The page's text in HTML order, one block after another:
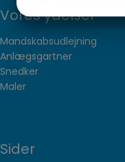
Vores ydelser
Mandskabsudlejning
Anlægsgartner
Snedker
Maler
Sider